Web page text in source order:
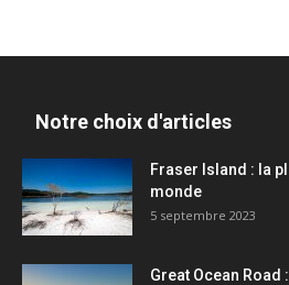
Notre choix d'articles
Fraser Island : la
monde
5 septembre 2023
Great Ocean Road